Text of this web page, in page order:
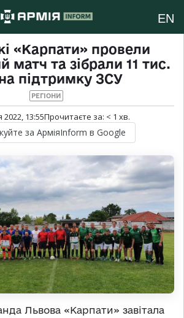
EN
«Карпати» провели
матч та зібрали 11 тис.
підтримку ЗСУ
РЕГІОНИ
13:55Прочитаєте за: < 1 хв.
за АрміяInform в Google
Львова «Карпати» завітала